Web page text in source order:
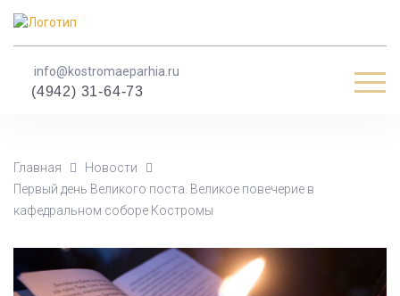
info@kostromaeparhia.ru
(4942) 31-64-73
Главная
Новости
Первый день Великого поста. Великое повечерие в
кафедральном соборе Костромы